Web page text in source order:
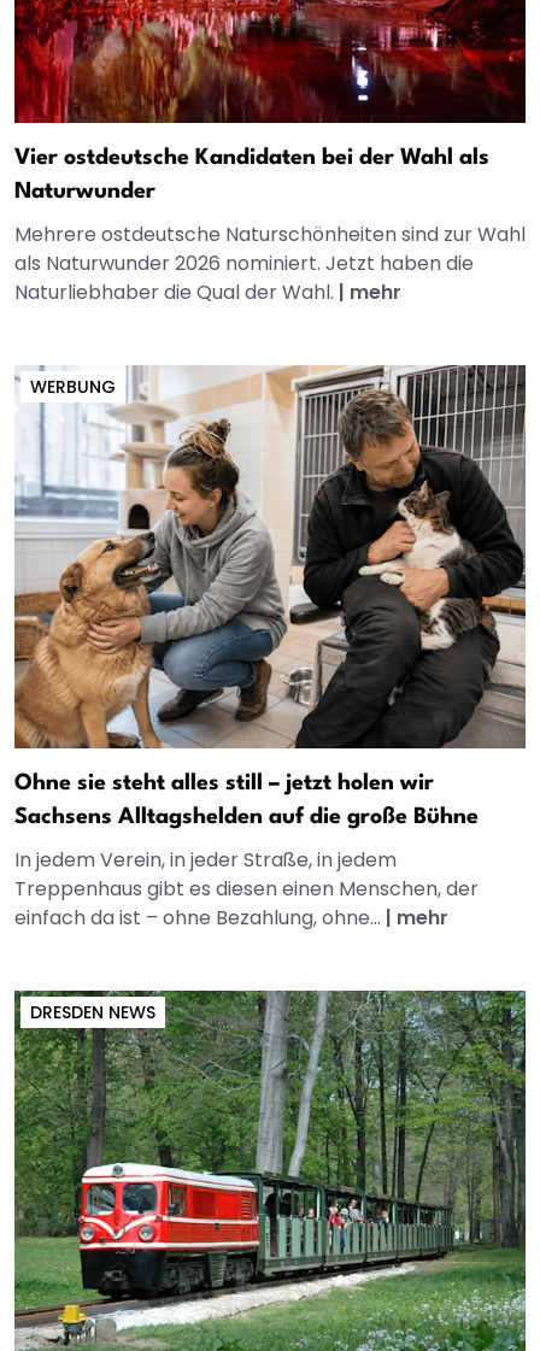
Vier ostdeutsche Kandidaten bei der Wahl als
Naturwunder
Mehrere ostdeutsche Naturschönheiten sind zur Wahl
als Naturwunder 2026 nominiert. Jetzt haben die
Naturliebhaber die Qual der Wahl. | mehr
WERBUNG
Ohne sie steht alles still – jetzt holen wir
Sachsens Alltagshelden auf die große Bühne
In jedem Verein, in jeder Straße, in jedem
Treppenhaus gibt es diesen einen Menschen, der
einfach da ist – ohne Bezahlung, ohne... | mehr
DRESDEN NEWS